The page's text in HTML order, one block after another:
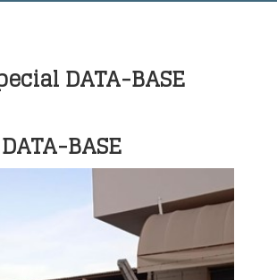
▼DATA-BASE
BASE